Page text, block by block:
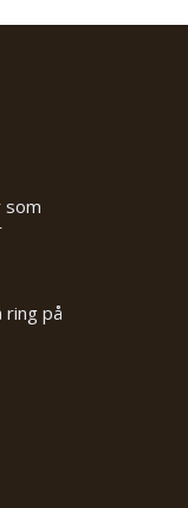
som
på